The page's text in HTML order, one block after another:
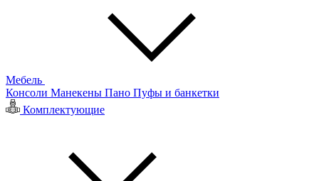
Мебель
Консоли Манекены Пано Пуфы и банкетки
Комплектующие